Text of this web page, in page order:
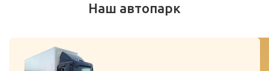
Наш автопарк